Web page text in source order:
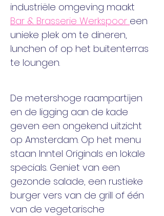
industriële omgeving maakt
Bar & Brasserie Werkspoor een
unieke plek om te dineren,
lunchen of op het buitenterras
te loungen.
De metershoge raampartijen
en de ligging aan de kade
geven een ongekend uitzicht
op Amsterdam. Op het menu
staan Inntel Originals en lokale
specials. Geniet van een
gezonde salade, een rustieke
burger vers van de grill of één
van de vegetarische